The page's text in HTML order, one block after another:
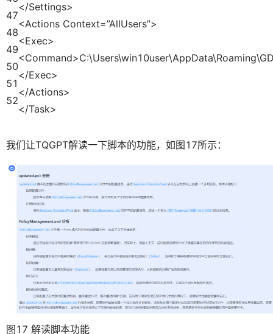
47
48
49
50
51
52
</Settings>
<Actions Context=”AllUsers”>
<Exec>
</Exec>
</Actions>
</Task>
我们让TQGPT解读一下脚本的功能，如图17所示：
图17 解读脚本功能